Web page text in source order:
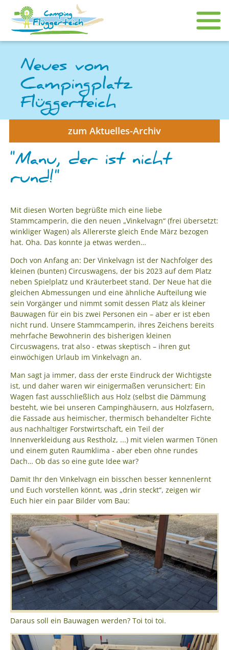
Neues vom
Campingplatz
Flüggerteich
zum Aktuelles-Archiv
"Manu, der ist nicht
rund!"
Mit diesen Worten begrüßte mich eine liebe
Stammcamperin, die den neuen „Vinkelvagn“ (frei übersetzt:
winkliger Wagen) als Allererste gleich Ende März bezogen
hat. Oha. Das konnte ja etwas werden…
Doch von Anfang an: Der Vinkelvagn ist der Nachfolger des
kleinen (bunten) Circuswagens, der bis 2023 auf dem Platz
neben Spielplatz und Kräuterbeet stand. Der Neue hat die
gleichen Abmessungen und eine ähnliche Aufteilung wie
sein Vorgänger und nimmt somit dessen Platz als kleiner
Bauwagen für ein bis zwei Personen ein – aber er ist eben
nicht rund. Unsere Stammcamperin, ihres Zeichens bereits
mehrfache Bewohnerin des bisherigen kleinen
Circuswagens, trat also - etwas skeptisch – ihren gut
einwöchigen Urlaub im Vinkelvagn an.
Man sagt ja immer, dass der erste Eindruck der Wichtigste
ist, und daher waren wir einigermaßen verunsichert: Ein
Wagen fast ausschließlich aus Holz (selbst die Dämmung
besteht, wie bei unseren Campinghäusern, aus Holzfasern,
die Fassade aus heimischer, thermisch behandelter Fichte
aus nachhaltiger Forstwirtschaft, ein Teil der
Innenverkleidung aus Restholz, ...) mit vielen warmen Tönen
und einem guten Raumklima - aber eben ohne rundes
Dach… Ob das so eine gute Idee war?
Damit Ihr den Vinkelvagn ein bisschen besser kennenlernt
und Euch vorstellen könnt, was „drin steckt“, zeigen wir
Euch hier ein paar Bilder vom Bau:
Daraus soll ein Bauwagen werden? Toi toi toi.